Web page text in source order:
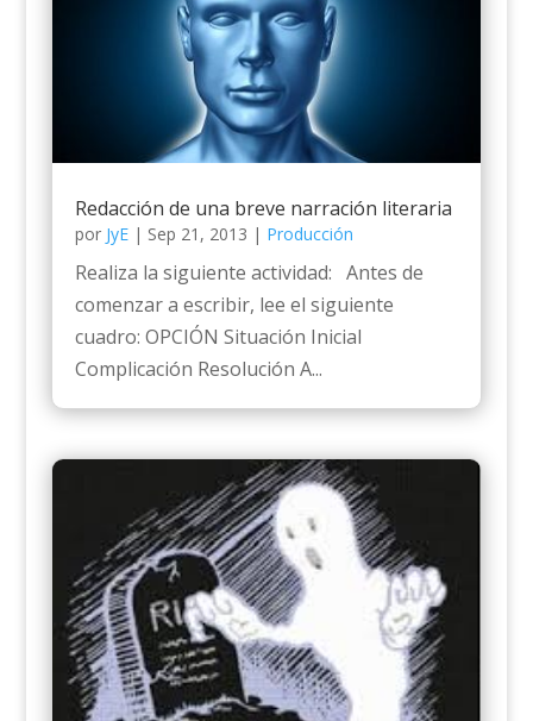
Redacción de una breve narración literaria
por JyE| Sep 21, 2013 | Producción
Realiza la siguiente actividad: Antes de
comenzar a escribir, lee el siguiente
cuadro: OPCIÓN Situación Inicial
Complicación Resolución A...